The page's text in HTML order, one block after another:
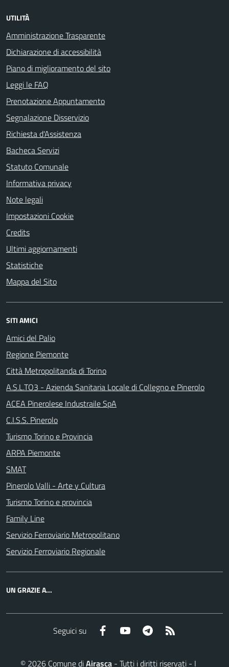
UTILITÀ
Amministrazione Trasparente
Dichiarazione di accessibilità
Piano di miglioramento del sito
Leggi le FAQ
Prenotazione Appuntamento
Segnalazione Disservizio
Richiesta d'Assistenza
Bacheca Servizi
Statuto Comunale
Informativa privacy
Note legali
Impostazioni Cookie
Credits
Ultimi aggiornamenti
Statistiche
Mappa del Sito
SITI AMICI
Amici del Palio
Regione Piemonte
Città Metropolitanda di Torino
A.S.L.TO3 - Azienda Sanitaria Locale di Collegno e Pinerolo
ACEA Pinerolese Industraile SpA
C.I.S.S. Pinerolo
Turismo Torino e Provincia
ARPA Piemonte
SMAT
Pinerolo Valli - Arte y Cultura
Turismo Torino e provincia
Family Line
Servizio Ferroviario Metropolitano
Servizio Ferroviario Regionale
UN GRAZIE A...
Seguici su Facebook YouTube Telegram
© 2026 Comune diAirasca - Tutti i diritti riservati - I